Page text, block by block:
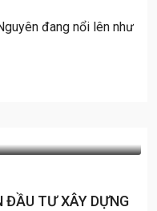
đang nổi lên như
ĐẦU TƯ XÂY DỰNG